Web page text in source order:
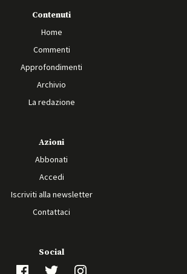
Contenuti
Home
Commenti
Approfondimenti
Archivio
La redazione
Azioni
Abbonati
Accedi
Iscriviti alla newsletter
Contattaci
Social